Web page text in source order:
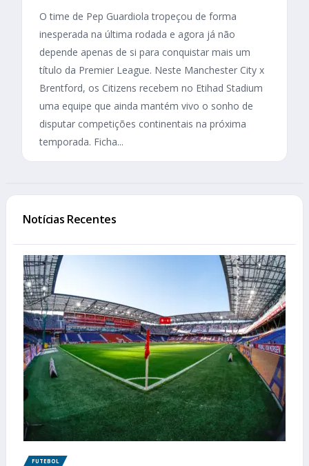
O time de Pep Guardiola tropeçou de forma
inesperada na última rodada e agora já não
depende apenas de si para conquistar mais um
título da Premier League. Neste Manchester City x
Brentford, os Citizens recebem no Etihad Stadium
uma equipe que ainda mantém vivo o sonho de
disputar competições continentais na próxima
temporada. Ficha...
Notícias Recentes
FUTEBOL